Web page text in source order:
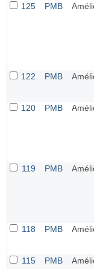
125
PMB
122
PMB
120
PMB
119
PMB
118
PMB
115
PMB